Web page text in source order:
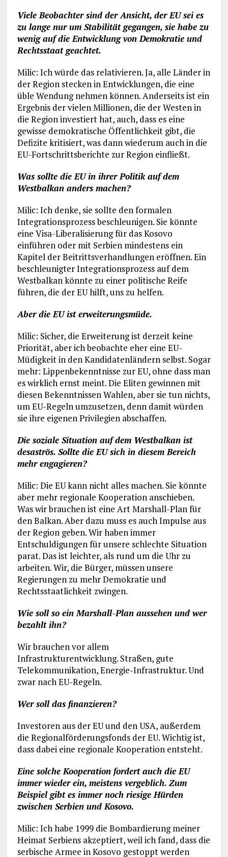
Viele Beobachter sind der Ansicht, der EU sei es
zu lange nur um Stabilität gegangen, sie habe zu
wenig auf die Entwicklung von Demokratie und
Rechtsstaat geachtet.
Milic: Ich würde das relativieren. Ja, alle Länder in
der Region stecken in Entwicklungen, die eine
üble Wendung nehmen können. Anderseits ist ein
Ergebnis der vielen Millionen, die der Westen in
die Region investiert hat, auch, dass es eine
gewisse demokratische Öffentlichkeit gibt, die
Defizite kritisiert, was dann wiederum auch in die
EU-Fortschrittsberichte zur Region einfließt.
Was sollte die EU in ihrer Politik auf dem
Westbalkan anders machen?
Milic: Ich denke, sie sollte den formalen
Integrationsprozess beschleunigen. Sie könnte
eine Visa-Liberalisierung für das Kosovo
einführen oder mit Serbien mindestens ein
Kapitel der Beitrittsverhandlungen eröffnen. Ein
beschleunigter Integrationsprozess auf dem
Westbalkan könnte zu einer politische Reife
führen, die der EU hilft, uns zu helfen.
Aber die EU ist erweiterungsmüde.
Milic: Sicher, die Erweiterung ist derzeit keine
Priorität, aber ich beobachte eher eine EU-
Müdigkeit in den Kandidatenländern selbst. Sogar
mehr: Lippenbekenntnisse zur EU, ohne dass man
es wirklich ernst meint. Die Eliten gewinnen mit
diesen Bekenntnissen Wahlen, aber sie tun nichts,
um EU-Regeln umzusetzen, denn damit würden
sie ihre eigenen Privilegien abschaffen.
Die soziale Situation auf dem Westbalkan ist
desaströs. Sollte die EU sich in diesem Bereich
mehr engagieren?
Milic: Die EU kann nicht alles machen. Sie könnte
aber mehr regionale Kooperation anschieben.
Was wir brauchen ist eine Art Marshall-Plan für
den Balkan. Aber dazu muss es auch Impulse aus
der Region geben. Wir haben immer
Entschuldigungen für unsere schlechte Situation
parat. Das ist leichter, als rund um die Uhr zu
arbeiten. Wir, die Bürger, müssen unsere
Regierungen zu mehr Demokratie und
Rechtsstaatlichkeit zwingen.
Wie soll so ein Marshall-Plan aussehen und wer
bezahlt ihn?
Wir brauchen vor allem
Infrastrukturentwicklung. Straßen, gute
Telekommunikation, Energie-Infrastruktur. Und
zwar nach EU-Regeln.
Wer soll das finanzieren?
Investoren aus der EU und den USA, außerdem
die Regionalförderungsfonds der EU. Wichtig ist,
dass dabei eine regionale Kooperation entsteht.
Eine solche Kooperation fordert auch die EU
immer wieder ein, meistens vergeblich. Zum
Beispiel gibt es immer noch riesige Hürden
zwischen Serbien und Kosovo.
Milic: Ich habe 1999 die Bombardierung meiner
Heimat Serbiens akzeptiert, weil ich fand, dass die
serbische Armee in Kosovo gestoppt werden